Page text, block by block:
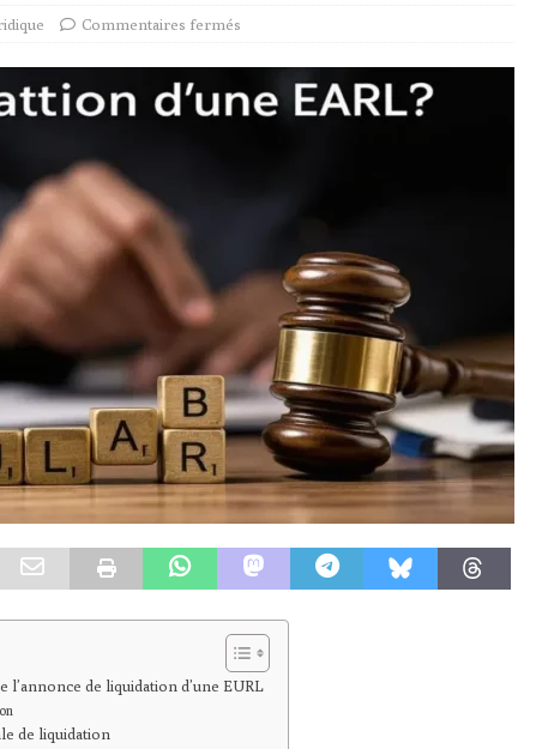
Commentaires fermés
de liquidation d’une EURL
de liquidation